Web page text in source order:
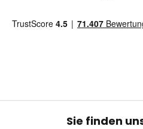
Sie finden